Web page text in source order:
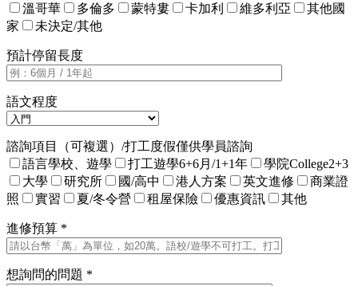
溫哥華
多倫多 蒙特婁 卡加利 維多利亞
其他國
家
未決定/其他
預計停留長度
語文程度
諮詢項目（可複選）/打工度假僅供學員諮詢
語言學校、遊學
打工遊學6+6月/1+1年
學院College2+3
大學
研究所 國/高中 港人方案 英文進修
商業證
照
實習 夏/冬令營 租屋保險 優惠資訊 其他
進修預算 *
想詢問的問題 *